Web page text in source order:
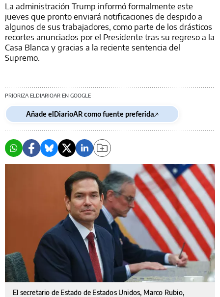
La administración Trump informó formalmente este
jueves que pronto enviará notificaciones de despido a
algunos de sus trabajadores, como parte de los drásticos
recortes anunciados por el Presidente tras su regreso a la
Casa Blanca y gracias a la reciente sentencia del
Supremo.
PRIORIZA ELDIARIOAR EN GOOGLE
Añade elDiarioAR como fuente preferida
El secretario de Estado de Estados Unidos, Marco Rubio,